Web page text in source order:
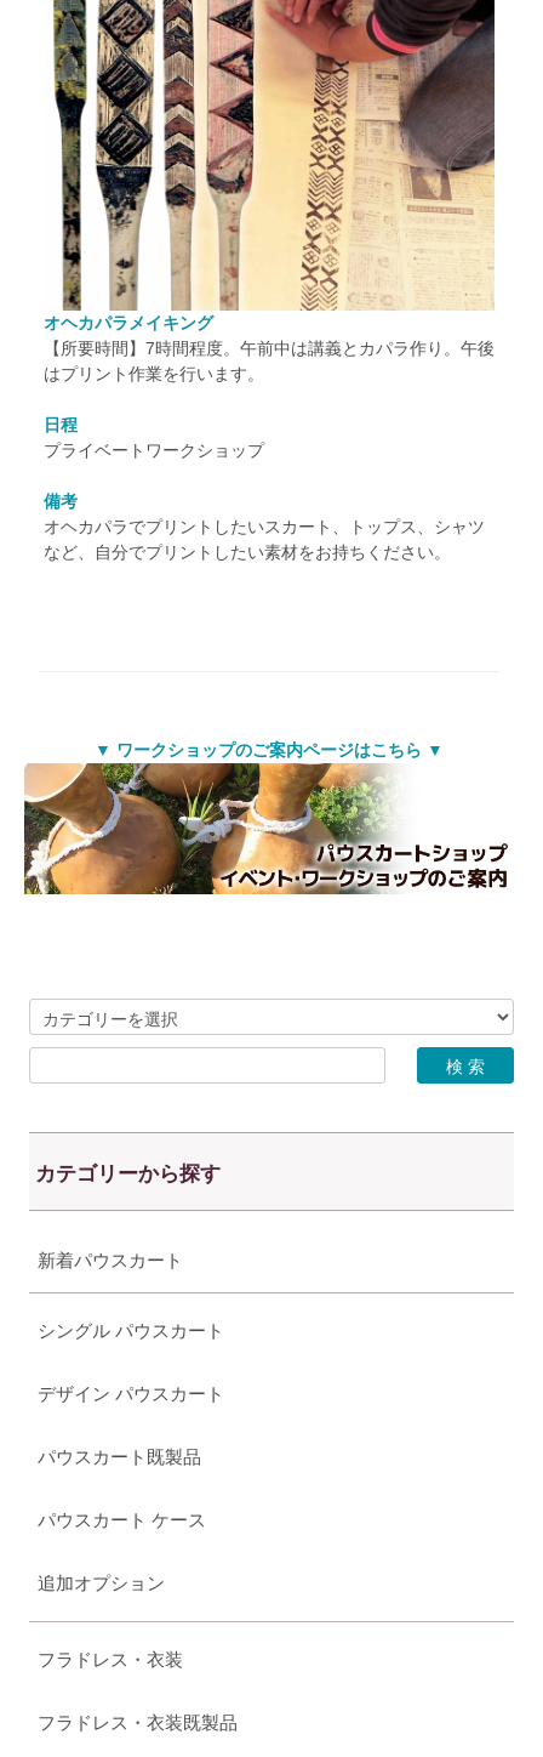
オヘカパラメイキング
【所要時間】7時間程度。午前中は講義とカパラ作り。午後
はプリント作業を行います。
日程
プライベートワークショップ
備考
オヘカパラでプリントしたいスカート、トップス、シャツ
など、自分でプリントしたい素材をお持ちください。
▼ ワークショップのご案内ページはこちら ▼
カテゴリーから探す
新着パウスカート
シングル パウスカート
デザイン パウスカート
パウスカート既製品
パウスカート ケース
追加オプション
フラドレス・衣装
フラドレス・衣装既製品